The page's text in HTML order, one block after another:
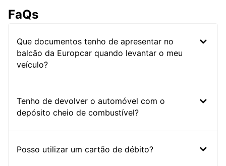
FaQs
Que documentos tenho de apresentar no
balcão da Europcar quando levantar o meu
veículo?
Tenho de devolver o automóvel com o
depósito cheio de combustível?
Posso utilizar um cartão de débito?